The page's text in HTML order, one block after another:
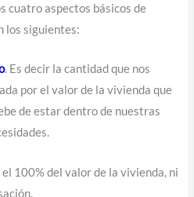
cuatro aspectos básicos de
los siguientes:
. Es decir la cantidad que nos
por el valor de la vivienda que
de estar dentro de nuestras
100% del valor de la vivienda, ni